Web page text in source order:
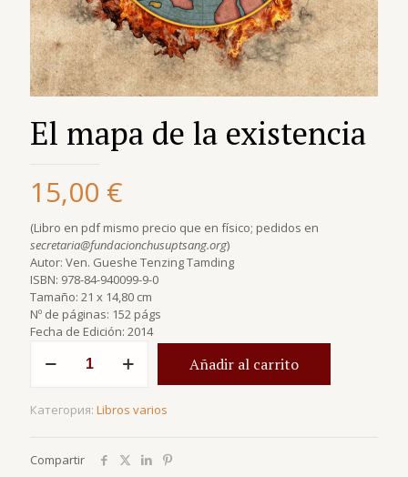
El mapa de la existencia
15,00 €
(Libro en pdf mismo precio que en físico; pedidos en
secretaria@fundacionchusuptsang.org)
Autor: Ven. Gueshe Tenzing Tamding
ISBN: 978-84-940099-9-0
Tamaño: 21 x 14,80 cm
Nº de páginas: 152 págs
Fecha de Edición: 2014
de
Añadir al carrito
Категория: Libros varios
Compartir